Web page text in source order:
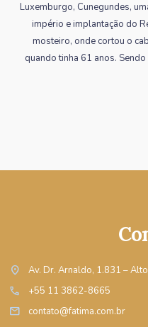
Luxemburgo, Cunegundes,
império e implantação do
mosteiro, onde cortou o
quando tinha 61 anos.
location_on Av. Dr. Arnaldo, 1.831 –
call +55 11 3862-8665
mail contato@fatima.com.br